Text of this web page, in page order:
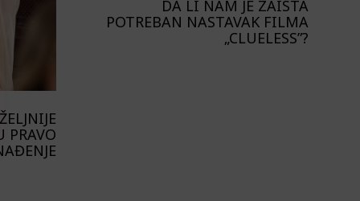
PRAVO
DA LI NAM JE ZAISTA
POTREBAN NASTAVAK FILMA
„CLUELESS”?